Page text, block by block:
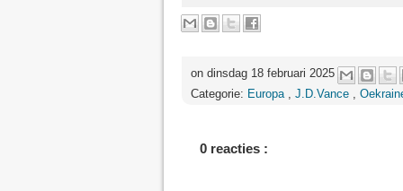
on dinsdag 18 februari 2025
Categorie: Europa , J.D.Vance ,
0 reacties :